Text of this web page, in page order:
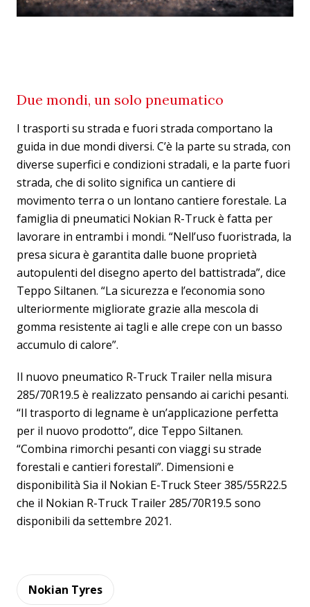
Due mondi, un solo pneumatico
I trasporti su strada e fuori strada comportano la
guida in due mondi diversi. C’è la parte su strada, con
diverse superfici e condizioni stradali, e la parte fuori
strada, che di solito significa un cantiere di
movimento terra o un lontano cantiere forestale. La
famiglia di pneumatici Nokian R-Truck è fatta per
lavorare in entrambi i mondi. “Nell’uso fuoristrada, la
presa sicura è garantita dalle buone proprietà
autopulenti del disegno aperto del battistrada”, dice
Teppo Siltanen. “La sicurezza e l’economia sono
ulteriormente migliorate grazie alla mescola di
gomma resistente ai tagli e alle crepe con un basso
accumulo di calore”.
Il nuovo pneumatico R-Truck Trailer nella misura
285/70R19.5 è realizzato pensando ai carichi pesanti.
“Il trasporto di legname è un’applicazione perfetta
per il nuovo prodotto”, dice Teppo Siltanen.
“Combina rimorchi pesanti con viaggi su strade
forestali e cantieri forestali”. Dimensioni e
disponibilità Sia il Nokian E-Truck Steer 385/55R22.5
che il Nokian R-Truck Trailer 285/70R19.5 sono
disponibili da settembre 2021.
Nokian Tyres